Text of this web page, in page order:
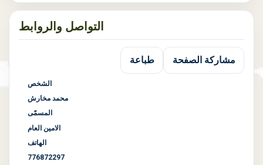
التواصل والروابط
مشاركة الصفحة طباعة
الشخص
محمد مخارش
المسمّى
الامين العام
الهاتف
776872297